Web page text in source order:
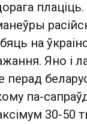
на
Яно і
перад
па-
30-50